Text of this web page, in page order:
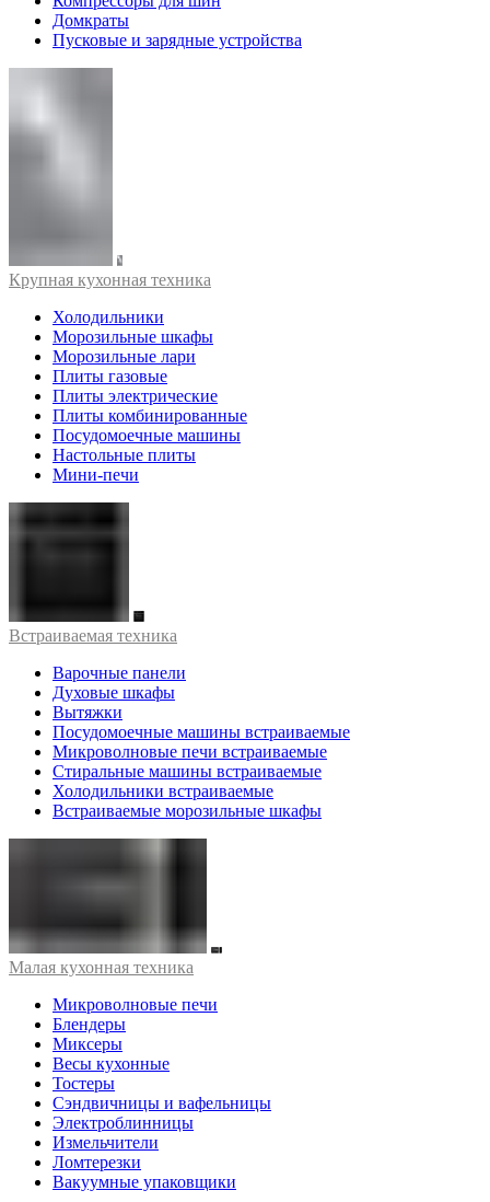
Домкраты
Пусковые и зарядные устройства
Крупная кухонная техника
Холодильники
Морозильные шкафы
Морозильные лари
Плиты газовые
Плиты электрические
Плиты комбинированные
Посудомоечные машины
Настольные плиты
Мини-печи
Встраиваемая техника
Варочные панели
Духовые шкафы
Вытяжки
Посудомоечные машины встраиваемые
Микроволновые печи встраиваемые
Стиральные машины встраиваемые
Холодильники встраиваемые
Встраиваемые морозильные шкафы
Малая кухонная техника
Микроволновые печи
Блендеры
Миксеры
Весы кухонные
Тостеры
Сэндвичницы и вафельницы
Электроблинницы
Измельчители
Ломтерезки
Вакуумные упаковщики